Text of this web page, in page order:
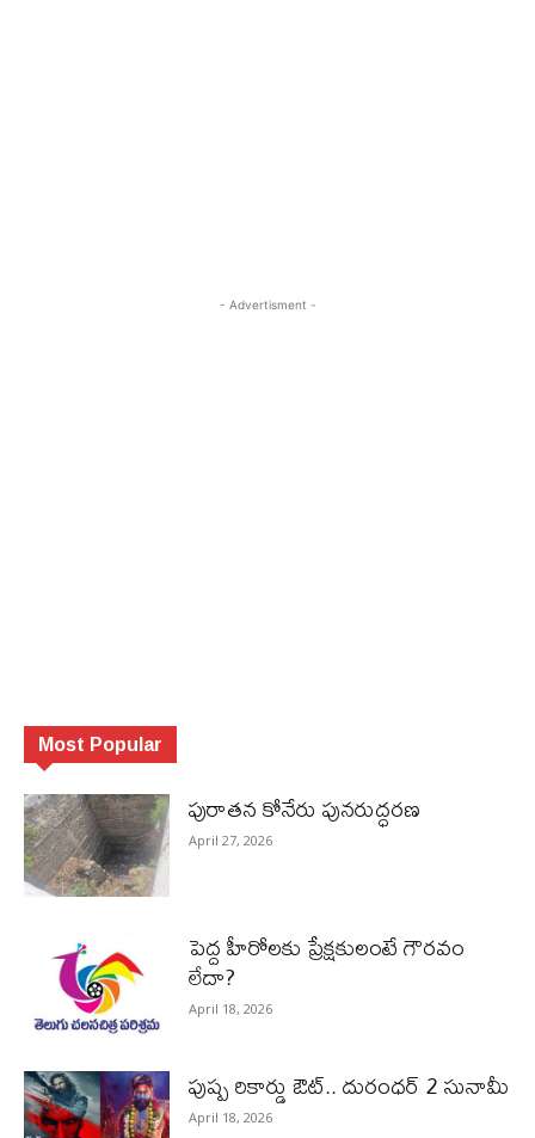
- Advertisment -
Most Popular
పురాత‌న కోనేరు పున‌రుద్ధ‌ర‌ణ
April 27, 2026
పెద్ద హీరోల‌కు ప్రేక్ష‌కులంటే గౌర‌వం
లేదా?
April 18, 2026
పుష్ప రికార్డు ఔట్‌.. దురంధ‌ర్ 2 సునామీ
April 18, 2026